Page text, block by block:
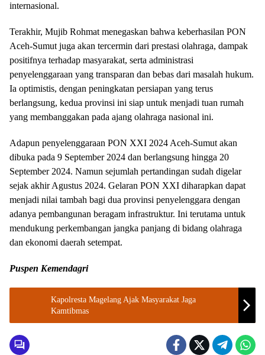
internasional.
Terakhir, Mujib Rohmat menegaskan bahwa keberhasilan PON
Aceh-Sumut juga akan tercermin dari prestasi olahraga, dampak
positifnya terhadap masyarakat, serta administrasi
penyelenggaraan yang transparan dan bebas dari masalah hukum.
Ia optimistis, dengan peningkatan persiapan yang terus
berlangsung, kedua provinsi ini siap untuk menjadi tuan rumah
yang membanggakan pada ajang olahraga nasional ini.
Adapun penyelenggaraan PON XXI 2024 Aceh-Sumut akan
dibuka pada 9 September 2024 dan berlangsung hingga 20
September 2024. Namun sejumlah pertandingan sudah digelar
sejak akhir Agustus 2024. Gelaran PON XXI diharapkan dapat
menjadi nilai tambah bagi dua provinsi penyelenggara dengan
adanya pembangunan beragam infrastruktur. Ini terutama untuk
mendukung perkembangan jangka panjang di bidang olahraga
dan ekonomi daerah setempat.
Puspen Kemendagri
Kapolresta Magelang Ajak Masyarakat Jaga
Kamtibmas